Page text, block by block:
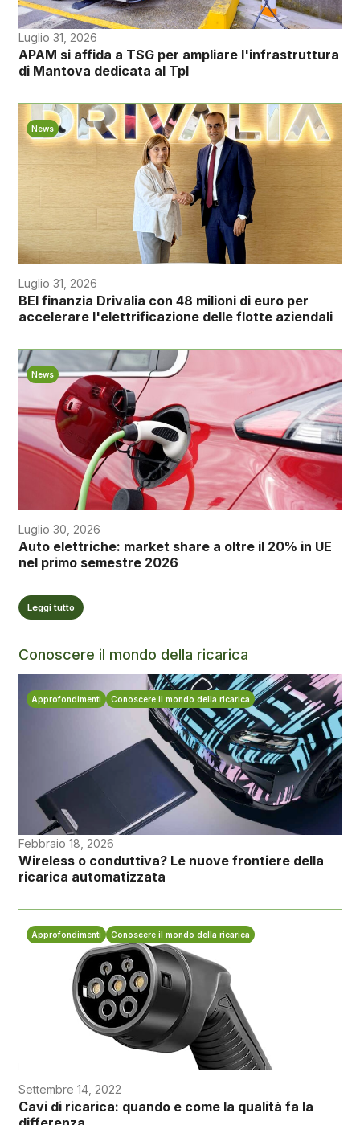
Luglio 31, 2026
APAM si affida a TSG per ampliare l'infrastruttura
di Mantova dedicata al Tpl
News
Luglio 31, 2026
BEI finanzia Drivalia con 48 milioni di euro per
accelerare l'elettrificazione delle flotte aziendali
News
Luglio 30, 2026
Auto elettriche: market share a oltre il 20% in UE
nel primo semestre 2026
Leggi tutto
Conoscere il mondo della ricarica
Approfondimenti Conoscere il mondo della ricarica
Febbraio 18, 2026
Wireless o conduttiva? Le nuove frontiere della
ricarica automatizzata
Approfondimenti Conoscere il mondo della ricarica
Settembre 14, 2022
Cavi di ricarica: quando e come la qualità fa la